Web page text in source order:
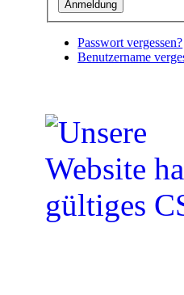
Passwort vergessen?
Benutzername